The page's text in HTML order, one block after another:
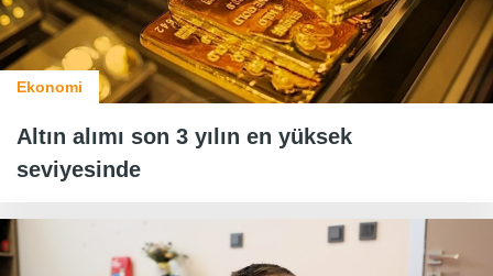
Ekonomi
Altın alımı son 3 yılın en yüksek
seviyesinde